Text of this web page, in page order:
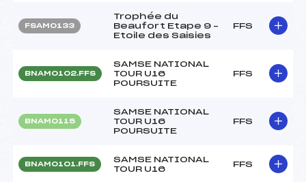
FSAM0133
Trophée du
Beaufort Etape 9 –
Etoile des Saisies
FFS
BNAM0102.FFS
SAMSE NATIONAL
TOUR U16
POURSUITE
FFS
BNAM0115
SAMSE NATIONAL
TOUR U16
POURSUITE
FFS
BNAM0101.FFS
SAMSE NATIONAL
TOUR U16
FFS